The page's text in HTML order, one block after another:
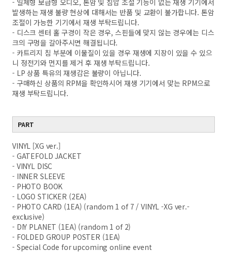
- 일체형 보급형 오디오, 톤암 및 침압 조절 기능이 없는 재생 기기에서
발생하는 재생 불량 현상에 대해서는 반품 및 교환이 불가합니다. 톤암
조절이 가능한 기기에서 재생 부탁드립니다.
- 디스크 센터 홀 구경이 작은 경우, 스핀들에 맞지 않는 경우에는 디스
크의 구멍을 갈아주시면 해결됩니다.
- 카트리지 침 부분에 이물질이 있을 경우 재생에 지장이 있을 수 있으
니 정전기와 먼지를 제거 후 재생 부탁드립니다.
- LP 상품 특유의 재생감은 불량이 아닙니다.
- 구매하신 상품의 RPM을 확인하시어 재생 기기에서 맞는 RPM으로
재생 부탁드립니다.
PART
VINYL [XG ver.]
- GATEFOLD JACKET
- VINYL DISC
- INNER SLEEVE
- PHOTO BOOK
- LOGO STICKER (2EA)
- PHOTO CARD (1EA) (random 1 of 7 / VINYL -XG ver.-
exclusive)
- DIY PLANET (1EA) (random 1 of 2)
- FOLDED GROUP POSTER (1EA)
- Special Code for upcoming online event